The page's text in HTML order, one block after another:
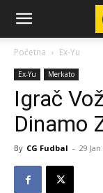
CG-
Fudbal
Početna Ex-Yu
Ex-Yu Merkato
Igrač
Dinamo
By CG Fudbal - 29